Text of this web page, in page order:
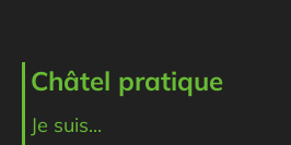
Châtel pratique
Je suis...